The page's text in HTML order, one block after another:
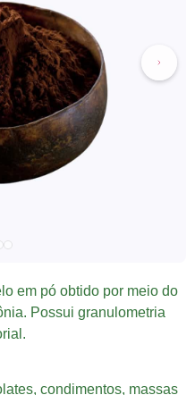
em pó obtido por meio do
Possui granulometria
condimentos, massas